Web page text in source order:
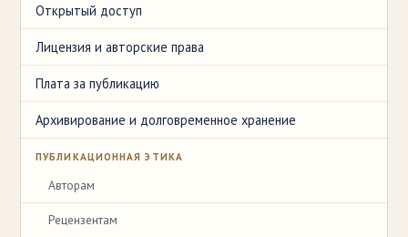
Открытый доступ
Лицензия и авторские права
Плата за публикацию
Архивирование и долговременное хранение
ПУБЛИКАЦИОННАЯ ЭТИКА
Авторам
Рецензентам